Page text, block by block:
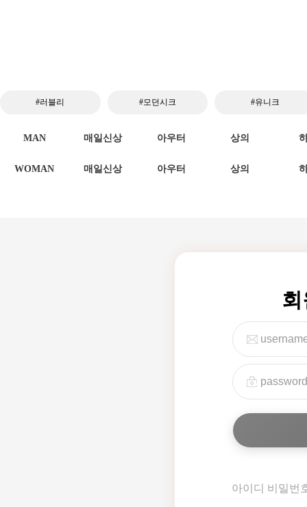
#러블리 #모던시크 #유니크
MAN 매일신상 아우터 상의
WOMAN 매일신상 아우터 상의
아이디 비밀번